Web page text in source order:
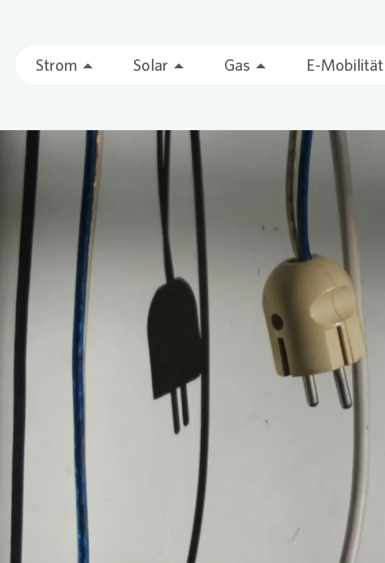
Strom Solar Gas E-Mobilität